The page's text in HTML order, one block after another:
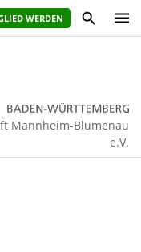
WERDEN
Mannheim-Blumenau
e.V.